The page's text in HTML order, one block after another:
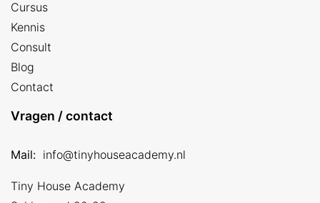
Cursus
Kennis
Consult
Blog
Contact
Vragen / contact
Mail: info@tinyhouseacademy.nl
Tiny House Academy